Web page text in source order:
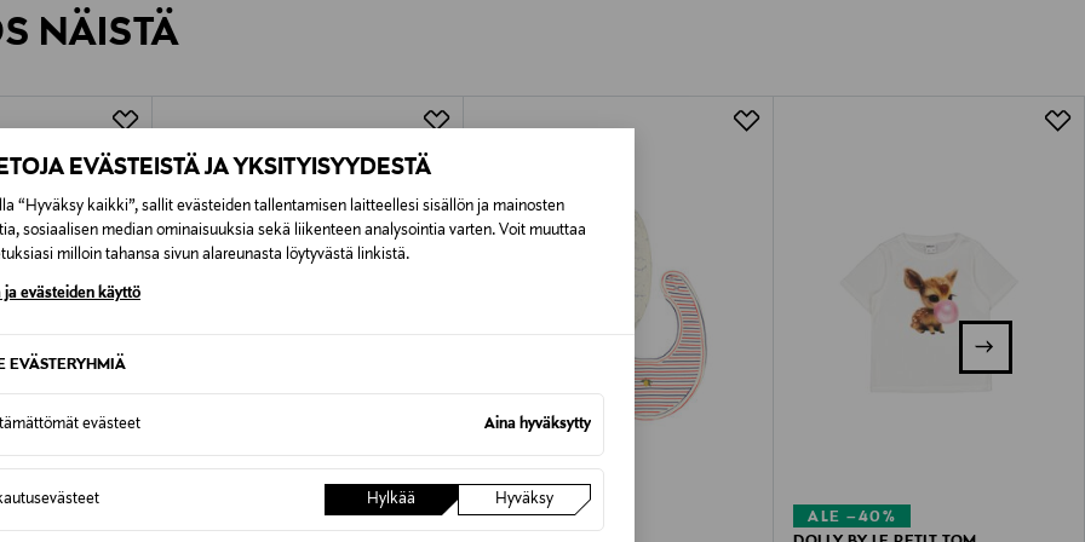
EVÄSTEISTÄ JA YKSITYISYYDESTÄ
“Hyväksy kaikki”, sallit evästeiden tallentamisen laitteellesi sisällön ja mainosten
sosiaalisen median ominaisuuksia sekä liikenteen analysointia varten. Voit muuttaa
milloin tahansa sivun alareunasta löytyvästä linkistä.
ja evästeiden käyttö
EVÄSTERYHMIÄ
evästeet Aina hyväksytty
Hylkää Hyväksy
Alk. 6,90 €, kun toimitus on saatavilla valittuun osoitteeseen.
NÄISTÄ
ETUKUPONKITUOTE
ALE –40%
ALE –40%